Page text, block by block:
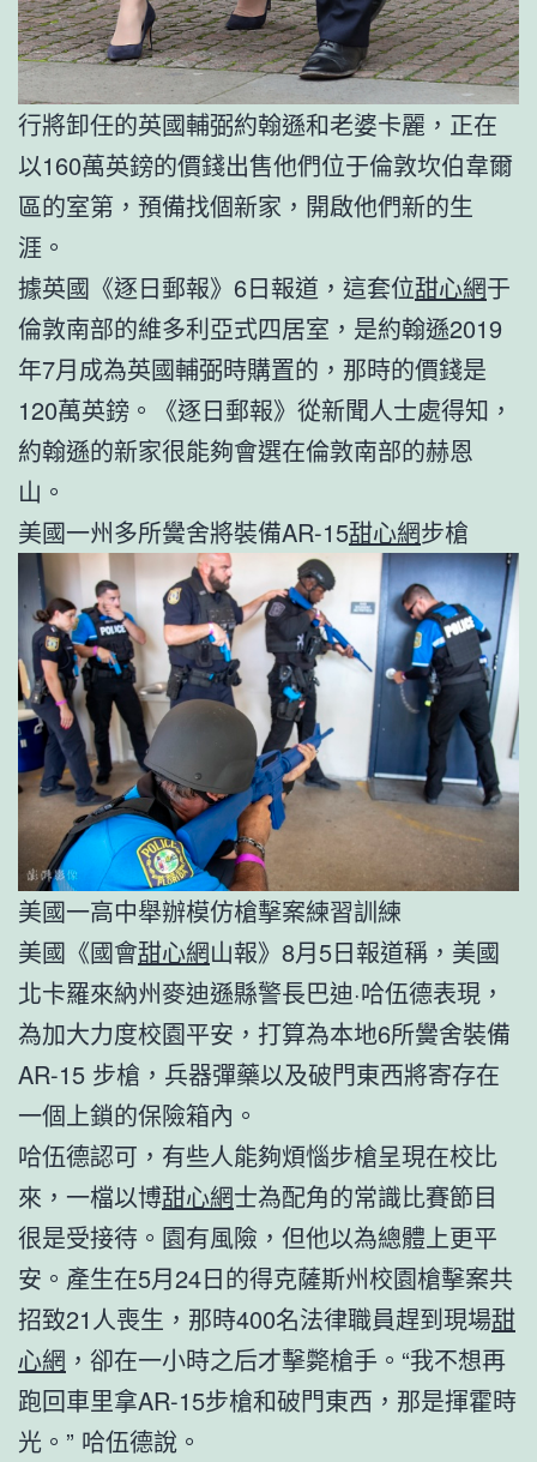
行將卸任的英國輔弼約翰遜和老婆卡麗，正在
以160萬英鎊的價錢出售他們位于倫敦坎伯韋爾
區的室第，預備找個新家，開啟他們新的生
涯。
據英國《逐日郵報》6日報道，這套位甜心網于
倫敦南部的維多利亞式四居室，是約翰遜2019
年7月成為英國輔弼時購置的，那時的價錢是
120萬英鎊。《逐日郵報》從新聞人士處得知，
約翰遜的新家很能夠會選在倫敦南部的赫恩
山。
美國一州多所黌舍將裝備AR-15甜心網步槍
美國一高中舉辦模仿槍擊案練習訓練
美國《國會甜心網山報》8月5日報道稱，美國
北卡羅來納州麥迪遜縣警長巴迪·哈伍德表現，
為加大力度校園平安，打算為本地6所黌舍裝備
AR-15 步槍，兵器彈藥以及破門東西將寄存在
一個上鎖的保險箱內。
哈伍德認可，有些人能夠煩惱步槍呈現在校比
來，一檔以博甜心網士為配角的常識比賽節目
很是受接待。園有風險，但他以為總體上更平
安。產生在5月24日的得克薩斯州校園槍擊案共
招致21人喪生，那時400名法律職員趕到現場甜
心網 ，卻在一小時之后才擊斃槍手。“我不想再
跑回車里拿AR-15步槍和破門東西，那是揮霍時
光。” 哈伍德說。